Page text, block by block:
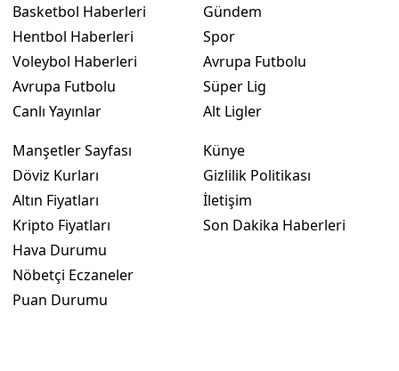
Basketbol Haberleri
Hentbol Haberleri
Voleybol Haberleri
Avrupa Futbolu
Canlı Yayınlar
Gündem
Spor
Avrupa Futbolu
Süper Lig
Alt Ligler
Manşetler Sayfası
Döviz Kurları
Altın Fiyatları
Kripto Fiyatları
Hava Durumu
Nöbetçi Eczaneler
Puan Durumu
Künye
Gizlilik Politikası
İletişim
Son Dakika Haberleri